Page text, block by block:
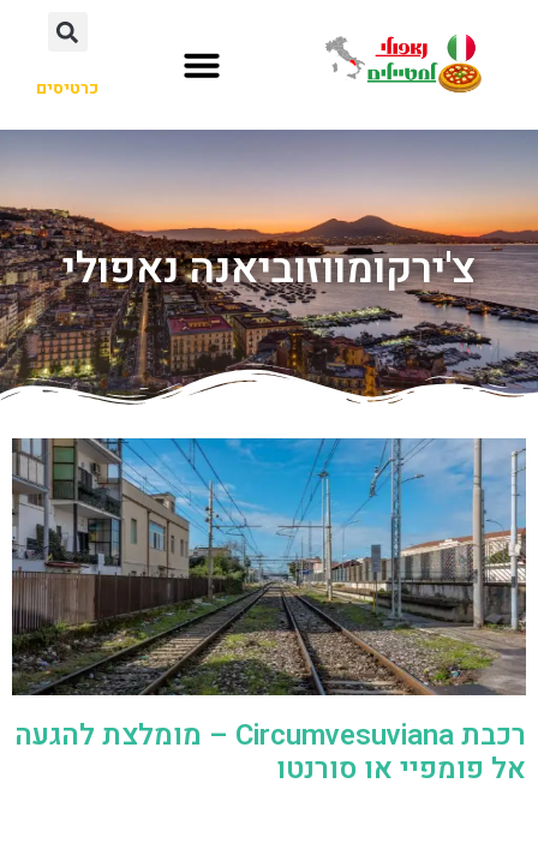
כרטיסים
צ'ירקומווזוביאנה נאפולי
רכבת Circumvesuviana – מומלצת להגעה
אל פומפיי או סורנטו